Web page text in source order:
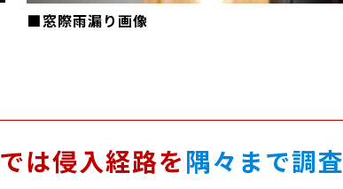
■窓際雨漏り画像
は侵入経路を隅々まで調査